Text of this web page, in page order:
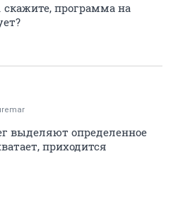
скажите, программа на
выделяют определенное
приходится